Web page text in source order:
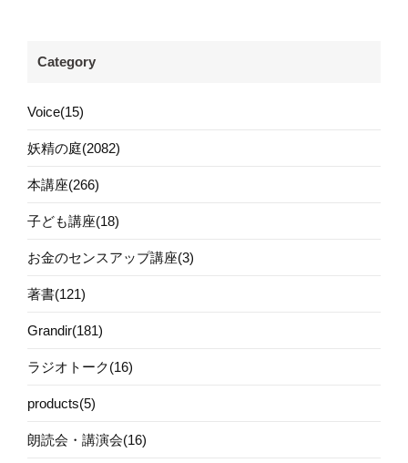
Category
Voice(15)
妖精の庭(2082)
本講座(266)
子ども講座(18)
お金のセンスアップ講座(3)
著書(121)
Grandir(181)
ラジオトーク(16)
products(5)
朗読会・講演会(16)